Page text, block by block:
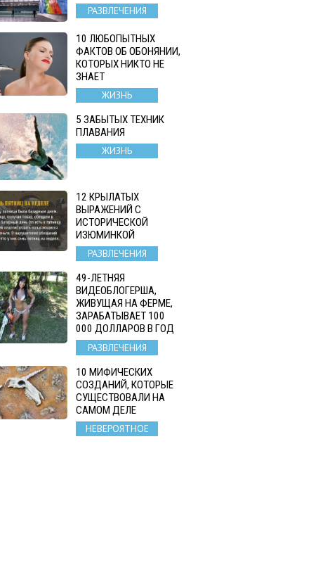
РАЗВЛЕЧЕНИЯ
10 ЛЮБОПЫТНЫХ
ФАКТОВ ОБ ОБОНЯНИИ,
КОТОРЫХ НИКТО НЕ
ЗНАЕТ
ЖИЗНЬ
5 ЗАБЫТЫХ ТЕХНИК
ПЛАВАНИЯ
ЖИЗНЬ
12 КРЫЛАТЫХ
ВЫРАЖЕНИЙ С
ИСТОРИЧЕСКОЙ
ИЗЮМИНКОЙ
РАЗВЛЕЧЕНИЯ
49-ЛЕТНЯЯ
ВИДЕОБЛОГЕРША,
ЖИВУЩАЯ НА ФЕРМЕ,
ЗАРАБАТЫВАЕТ 100
000 ДОЛЛАРОВ В ГОД
РАЗВЛЕЧЕНИЯ
10 МИФИЧЕСКИХ
СОЗДАНИЙ, КОТОРЫЕ
СУЩЕСТВОВАЛИ НА
САМОМ ДЕЛЕ
НЕВЕРОЯТНОЕ